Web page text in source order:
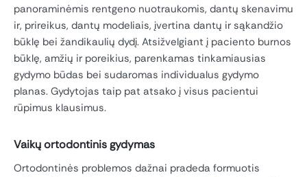
panoraminėmis rentgeno nuotraukomis, dantų skenavimu
ir, prireikus, dantų modeliais, įvertina dantų ir sąkandžio
būklę bei žandikaulių dydį. Atsižvelgiant į paciento burnos
būklę, amžių ir poreikius, parenkamas tinkamiausias
gydymo būdas bei sudaromas individualus gydymo
planas. Gydytojas taip pat atsako į visus pacientui
rūpimus klausimus.
Vaikų ortodontinis gydymas
Ortodontinės problemos dažnai pradeda formuotis